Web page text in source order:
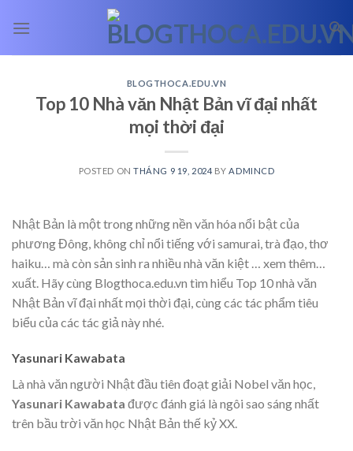
BLOGTHOCA.EDU.VN
Top 10 Nhà văn Nhật Bản vĩ đại nhất
mọi thời đại
POSTED ONTHÁNG 9 19, 2024 BY ADMINCD
Nhật Bản là một trong những nền văn hóa nổi bật của
phương Đông, không chỉ nổi tiếng với samurai, trà đạo, thơ
haiku… mà còn sản sinh ra nhiều nhà văn kiệt
… xem thêm…
xuất. Hãy cùng Blogthoca.edu.vn tìm hiểu Top 10 nhà văn
Nhật Bản vĩ đại nhất mọi thời đại, cùng các tác phẩm tiêu
biểu của các tác giả này nhé.
Yasunari Kawabata
Là nhà văn người Nhật đầu tiên đoạt giải Nobel văn học,
Yasunari Kawabata được đánh giá là ngôi sao sáng nhất
trên bầu trời văn học Nhật Bản thế kỷ XX.